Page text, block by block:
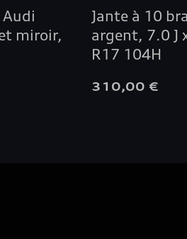
miroir,
Jante à 10
argent, 7.0 J
R17 104H
310,00 €